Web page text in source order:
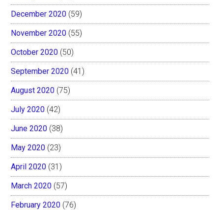
December 2020 (59)
November 2020 (55)
October 2020 (50)
September 2020 (41)
August 2020 (75)
July 2020 (42)
June 2020 (38)
May 2020 (23)
April 2020 (31)
March 2020 (57)
February 2020 (76)